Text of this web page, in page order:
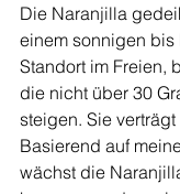
Die Naranjilla
einem sonnigen
Standort im Freien,
die nicht über 30
steigen. Sie verträgt
Basierend auf
wächst die